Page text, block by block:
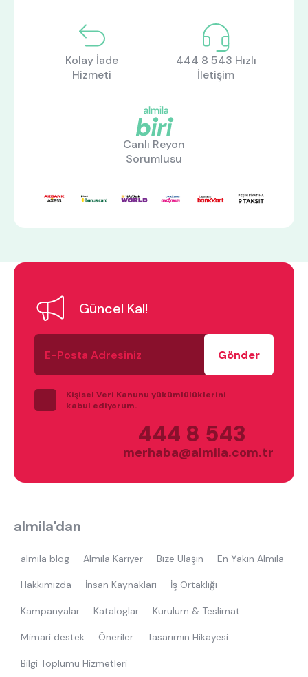
Kolay İade
Hizmeti
444 8 543 Hızlı
İletişim
Canlı Reyon
Sorumlusu
Güncel Kal!
E-
Posta
Adresiniz
Kişisel Veri Kanunu yükümlülüklerini
kabul ediyorum.
444 8 543
merhaba@almila.com.tr
almila'dan
almila blog Almila Kariyer Bize Ulaşın En Yakın Almila
Hakkımızda İnsan Kaynakları İş Ortaklığı
Kampanyalar Kataloglar Kurulum & Teslimat
Mimari destek Öneriler Tasarımın Hikayesi
Bilgi Toplumu Hizmetleri